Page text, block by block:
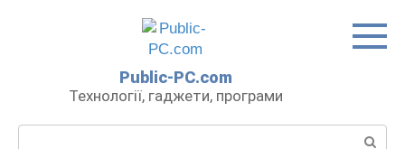
Public-PC.com
Технології, гаджети, програми